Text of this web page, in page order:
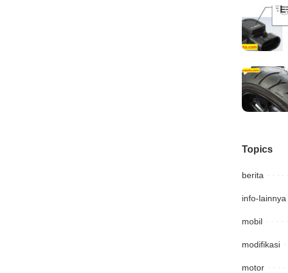
Topics
berita
info-lainnya
mobil
modifikasi
motor